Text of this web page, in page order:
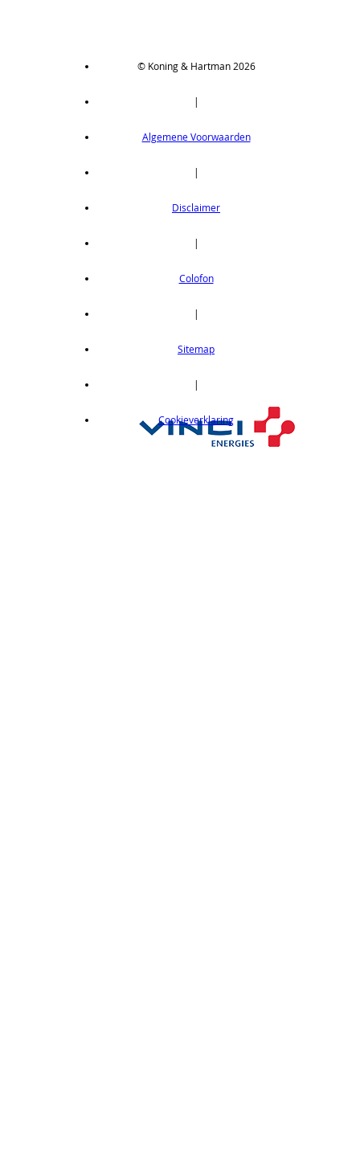
© Koning & Hartman 2026
|
Algemene Voorwaarden
|
Disclaimer
|
Colofon
|
Sitemap
|
Cookieverklaring